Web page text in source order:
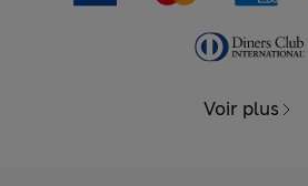
Voir plus